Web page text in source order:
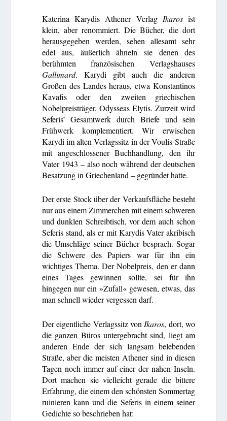
Katerina Karydis Athener Verlag Ikarosist
klein, aber renommiert. Die Bücher, die dort
herausgegeben werden, sehen allesamt sehr
edel aus, äußerlich ähneln sie denen des
berühmten französischen Verlagshauses
Gallimard. Karydi gibt auch die anderen
Großen des Landes heraus, etwa Konstantinos
Kavafis oder den zweiten griechischen
Nobelpreisträger, Odysseas Elytis. Zurzeit wird
Seferis’ Gesamtwerk durch Briefe und sein
Frühwerk komplementiert. Wir erwischen
Karydi im alten Verlagssitz in der Voulis-Straße
mit angeschlossener Buchhandlung, den ihr
Vater 1943 – also noch während der deutschen
Besatzung in Griechenland – gegründet hatte.
Der erste Stock über der Verkaufsfläche besteht
nur aus einem Zimmerchen mit einem schweren
und dunklen Schreibtisch, vor dem auch schon
Seferis stand, als er mit Karydis Vater akribisch
die Umschläge seiner Bücher besprach. Sogar
die Schwere des Papiers war für ihn ein
wichtiges Thema. Der Nobelpreis, den er dann
eines Tages gewinnen sollte, sei für ihn
hingegen nur ein »Zufall« gewesen, etwas, das
man schnell wieder vergessen darf.
Der eigentliche Verlagssitz von Ikaros, dort, wo
die ganzen Büros untergebracht sind, liegt am
anderen Ende der sich langsam belebenden
Straße, aber die meisten Athener sind in diesen
Tagen noch immer auf einer der nahen Inseln.
Dort machen sie vielleicht gerade die bittere
Erfahrung, die einem den schönsten Sommertag
ruinieren kann und die Seferis in einem seiner
Gedichte so beschrieben hat: